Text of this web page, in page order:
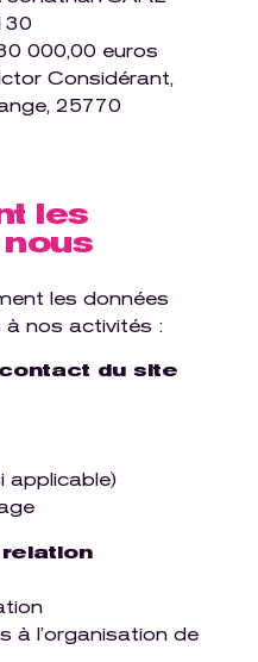
000,00 euros
Considérant,
25770
les
les données
nos activités :
du site
applicable)
à l’organisation de